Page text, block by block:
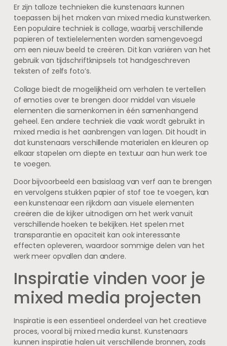
Er zijn talloze technieken die kunstenaars kunnen
toepassen bij het maken van mixed media kunstwerken.
Een populaire techniek is collage, waarbij verschillende
papieren of textielelementen worden samengevoegd
om een nieuw beeld te creëren. Dit kan variëren van het
gebruik van tijdschriftknipsels tot handgeschreven
teksten of zelfs foto’s.
Collage biedt de mogelijkheid om verhalen te vertellen
of emoties over te brengen door middel van visuele
elementen die samenkomen in één samenhangend
geheel. Een andere techniek die vaak wordt gebruikt in
mixed media is het aanbrengen van lagen. Dit houdt in
dat kunstenaars verschillende materialen en kleuren op
elkaar stapelen om diepte en textuur aan hun werk toe
te voegen.
Door bijvoorbeeld een basislaag van verf aan te brengen
en vervolgens stukken papier of stof toe te voegen, kan
een kunstenaar een rijkdom aan visuele elementen
creëren die de kijker uitnodigen om het werk vanuit
verschillende hoeken te bekijken. Het spelen met
transparantie en opaciteit kan ook interessante
effecten opleveren, waardoor sommige delen van het
werk meer opvallen dan andere.
Inspiratie vinden voor je
mixed media projecten
Inspiratie is een essentieel onderdeel van het creatieve
proces, vooral bij mixed media kunst. Kunstenaars
kunnen inspiratie halen uit verschillende bronnen, zoals